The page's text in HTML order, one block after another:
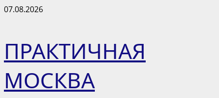
Перейти
07.08.2026
ПРАКТИЧНАЯ
МОСКВА